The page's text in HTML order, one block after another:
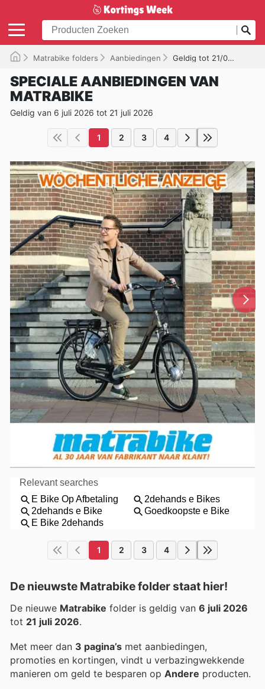
Matrabike folders Aanbiedingen Geldig tot 21/07/2026
SPECIALE AANBIEDINGEN VAN
MATRABIKE
Geldig van 6 juli 2026 tot 21 juli 2026
1 2 3 4
1 2 3 4
De nieuwste Matrabike folder staat hier!
De nieuwe Matrabike folder is geldig van 6 juli 2026
tot 21 juli 2026.
Met meer dan 3 pagina’s met aanbiedingen,
promoties en kortingen, vindt u verbazingwekkende
manieren om geld te besparen op Andere producten.